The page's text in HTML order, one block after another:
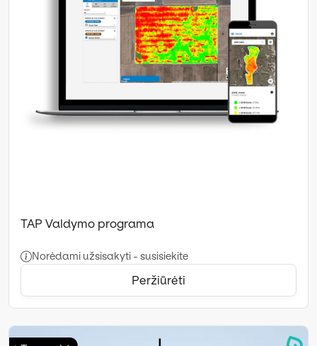
TAP Valdymo programa
Norėdami užsisakyti - susisiekite
Peržiūrėti